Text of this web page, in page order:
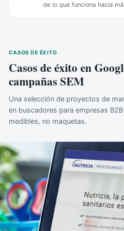
de lo que funciona hacia
CASOS DE ÉXITO
Casos de éxito en
campañas SEM
Una selección de proyectos de
en buscadores para empresas
medibles, no maquetas.